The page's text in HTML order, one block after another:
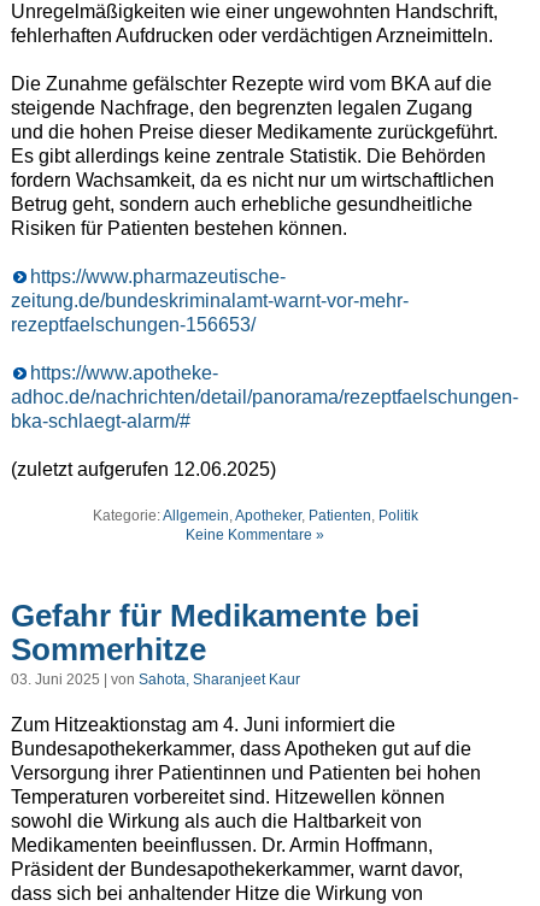
Unregelmäßigkeiten wie einer ungewohnten Handschrift,
fehlerhaften Aufdrucken oder verdächtigen Arzneimitteln.
Die Zunahme gefälschter Rezepte wird vom BKA auf die
steigende Nachfrage, den begrenzten legalen Zugang
und die hohen Preise dieser Medikamente zurückgeführt.
Es gibt allerdings keine zentrale Statistik. Die Behörden
fordern Wachsamkeit, da es nicht nur um wirtschaftlichen
Betrug geht, sondern auch erhebliche gesundheitliche
Risiken für Patienten bestehen können.
https://www.pharmazeutische-
zeitung.de/bundeskriminalamt-warnt-vor-mehr-
rezeptfaelschungen-156653/
https://www.apotheke-
adhoc.de/nachrichten/detail/panorama/rezeptfaelschungen-
bka-schlaegt-alarm/#
(zuletzt aufgerufen 12.06.2025)
Kategorie:Allgemein,Apotheker, Patienten, Politik
Keine Kommentare »
Gefahr für Medikamente bei
Sommerhitze
03. Juni 2025 | von Sahota, Sharanjeet Kaur
Zum Hitzeaktionstag am 4. Juni informiert die
Bundesapothekerkammer, dass Apotheken gut auf die
Versorgung ihrer Patientinnen und Patienten bei hohen
Temperaturen vorbereitet sind. Hitzewellen können
sowohl die Wirkung als auch die Haltbarkeit von
Medikamenten beeinflussen. Dr. Armin Hoffmann,
Präsident der Bundesapothekerkammer, warnt davor,
dass sich bei anhaltender Hitze die Wirkung von